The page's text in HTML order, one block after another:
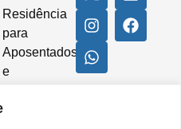
Residência
para
Aposentados
e
no Brasil